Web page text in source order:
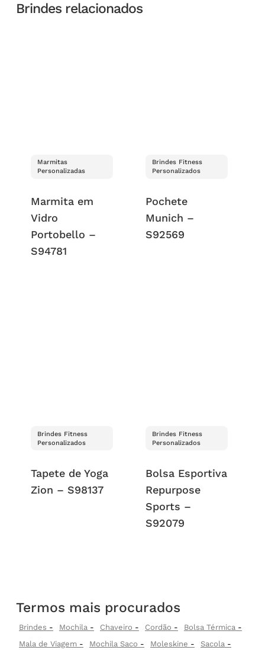
Brindes relacionados
Marmitas
Personalizadas
Marmita em
Vidro
Portobello –
S94781
Brindes Fitness
Personalizados
Pochete
Munich –
S92569
Brindes Fitness
Personalizados
Tapete de Yoga
Zion – S98137
Brindes Fitness
Personalizados
Bolsa Esportiva
Repurpose
Sports –
S92079
Termos mais procurados
Brindes Mochila Chaveiro Cordão
Bolsa Térmica
Mala de Viagem
Mochila Saco Moleskine
Sacola